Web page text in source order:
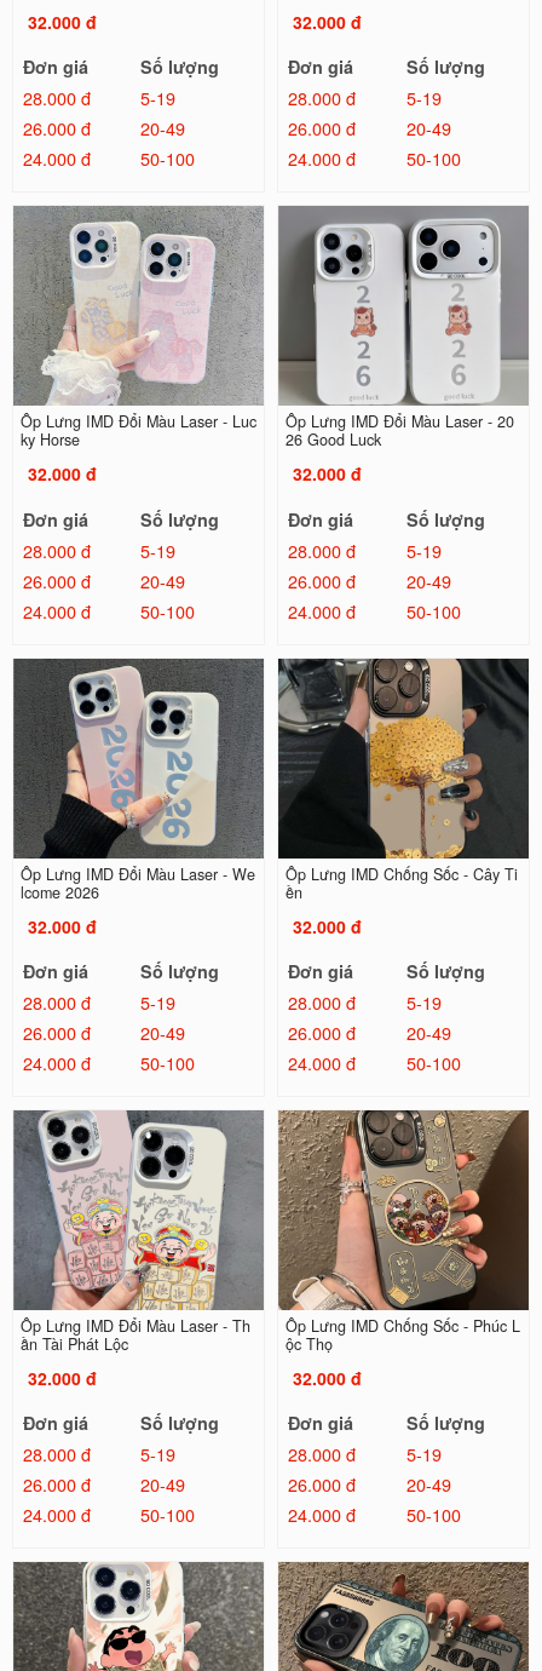
32.000 đ
Đơn giá
Số lượng
28.000 đ
5-19
26.000 đ
20-49
24.000 đ
50-100
32.000 đ
Đơn giá
Số lượng
28.000 đ
5-19
26.000 đ
20-49
24.000 đ
50-100
Ốp Lưng IMD Đổi Màu Laser - Luc
ky Horse
32.000 đ
Đơn giá
Số lượng
28.000 đ
5-19
26.000 đ
20-49
24.000 đ
50-100
Ốp Lưng IMD Đổi Màu Laser - 20
26 Good Luck
32.000 đ
Đơn giá
Số lượng
28.000 đ
5-19
26.000 đ
20-49
24.000 đ
50-100
Ốp Lưng IMD Đổi Màu Laser - We
lcome 2026
32.000 đ
Đơn giá
Số lượng
28.000 đ
5-19
26.000 đ
20-49
24.000 đ
50-100
Ốp Lưng IMD Chống Sốc - Cây Ti
ền
32.000 đ
Đơn giá
Số lượng
28.000 đ
5-19
26.000 đ
20-49
24.000 đ
50-100
Ốp Lưng IMD Đổi Màu Laser - Th
ần Tài Phát Lộc
32.000 đ
Đơn giá
Số lượng
28.000 đ
5-19
26.000 đ
20-49
24.000 đ
50-100
Ốp Lưng IMD Chống Sốc - Phúc L
ộc Thọ
32.000 đ
Đơn giá
Số lượng
28.000 đ
5-19
26.000 đ
20-49
24.000 đ
50-100